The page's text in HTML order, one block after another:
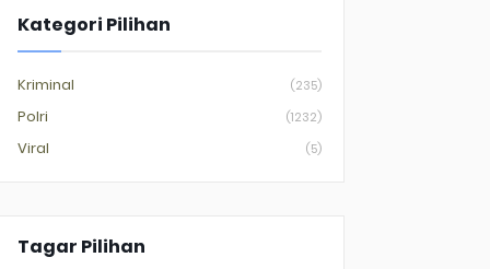
Kategori Pilihan
Kriminal (235)
Polri (1232)
Viral (5)
Tagar Pilihan